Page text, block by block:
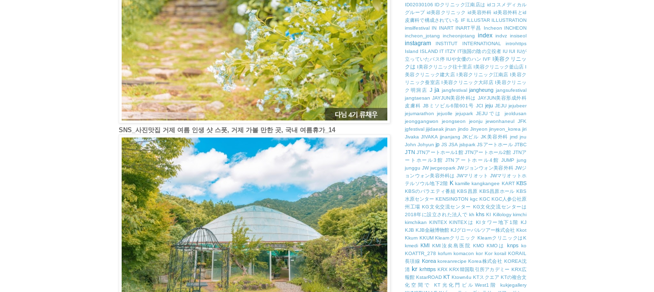
SNS_사진맛집 거제 여름 인생 샷 스폿, 거제 가볼 만한 곳, 국내 여름휴가_14
ID02030106 IDクリニック江南店は idコスメディカル
グループ id美容クリニック id美容外科 id美容外科とid
皮膚科で構成されている IF ILLUSTAR ILLUSTRATION
imsilfestival IN INART INART平昌 Incheon INCHEON
incheon_jotang
incheonjotang index indvz insiseol
instagram INSTITUT INTERNATIONAL
introhttps
Island ISLAND IT ITZY IT強国の陰の立役者 IU IUI IUが
立っていたバス停 IUや女優のハン IVF I美容クリニッ
クは I美容クリニック往十里店 I美容クリニック釜山店 I
美容クリニック建大店 I美容クリニック江南店 I美容ク
リニック蚕室店 I美容クリニック大邱店 I美容クリニッ
ク明洞店 J ja jangfestival jangheung jangsufestival
jangtaesan JAYJUN美容外科は JAYJUN美容形成外科
皮膚科 JBミソビル6階601号 JCI jeju JEJU jejubeer
jejumarathon
jejuolle jejupark JEJUでは
jeoldusan
jeonggangwon
jeongseon jeonju jewonhaneul
JFK
jgfestival jijidaeak jinan jindo Jinyeon jinyeon_korea jiri
Jivaka JIVAKA jjnanjang JKビル JK美容外科 jmd jnu
John Johyun jp JS JSA jsbpark JSアートホール JTBC
JTN JTNアートホール1館 JTNアートホール2館 JTNア
ートホール3館 JTNアートホール4館 JUMP jung
junggu JW jwcgeopark JWジョンウォン美容外科 JWジ
ョンウォン美容外科は JWマリオット JWマリオットホ
テルソウル地下2階 K kamille kangkangee KART KBS
KBSのバラエティ番組 KBS昌原 KBS昌原ホール KBS
水原センター KENSINGTON kgc KGC KGC人参公社原
州工場 KG文化交流センター KG文化交流センターは
2018年に設立された法人で kh khs KI Killology kimchi
kimchikan KINTEX KINTEXは KIタワー地下1階 KJ
KJB KJB金融博物館 KJグローバルツアー株式会社 Kkot
Kkum KKUM Kleamクリニック KleamクリニックはK
kmedi KMI KMI汝矣島医院 KMO KMOは knps ko
KOATTR_278 kofum komacon kor Kor korail KORAIL
長項線 Korea koreanrecipe Korea株式会社 KOREA沈
清 kr krhttps KRX KRX韓国取引所アカデミー KRX広
報館 KstarROAD KT Ktown4u KTスクエア KTの複合文
化空間で
KT光化門ビルWest1階
kukjegallery